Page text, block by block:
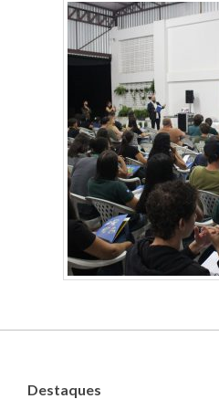
Destaques